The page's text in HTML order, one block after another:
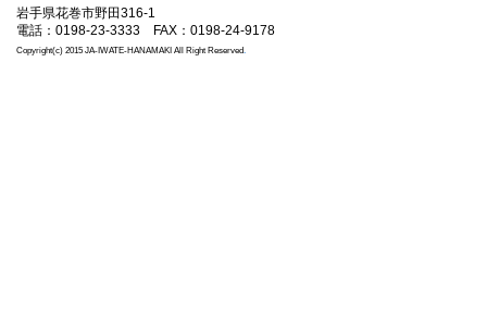
岩手県花巻市野田316-1
電話：0198-23-3333 FAX：0198-24-9178
Copyright(c) 2015 JA-IWATE-HANAMAKI All Right Reserved